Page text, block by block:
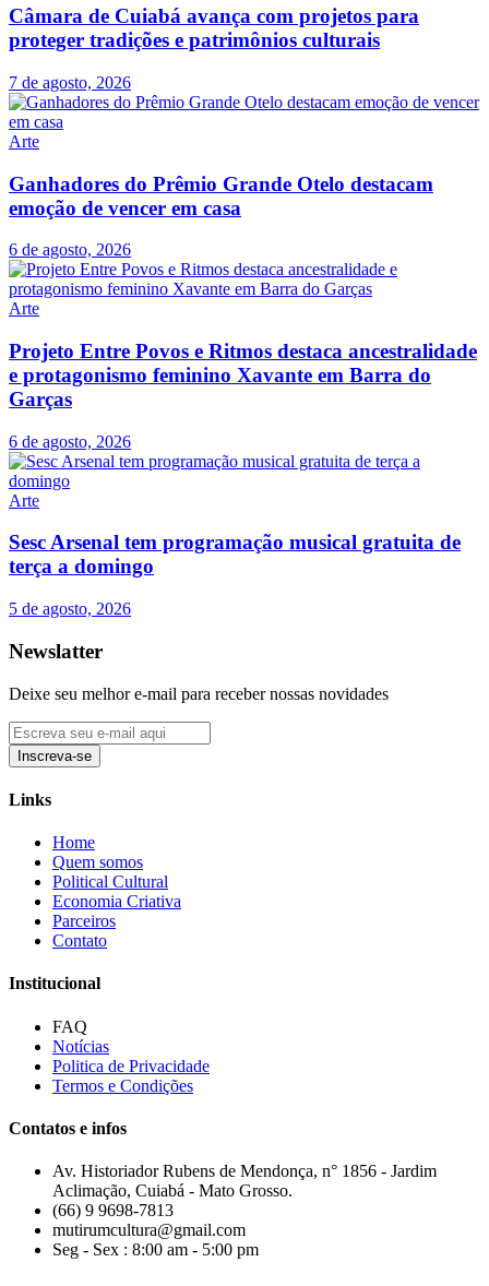
Câmara de Cuiabá avança com projetos para
proteger tradições e patrimônios culturais
7 de agosto, 2026
Arte
Ganhadores do Prêmio Grande Otelo destacam
emoção de vencer em casa
6 de agosto, 2026
Arte
Projeto Entre Povos e Ritmos destaca ancestralidade
e protagonismo feminino Xavante em Barra do
Garças
6 de agosto, 2026
Arte
Sesc Arsenal tem programação musical gratuita de
terça a domingo
5 de agosto, 2026
Newslatter
Deixe seu melhor e-mail para receber nossas novidades
Inscreva-se
Links
Home
Quem somos
Political Cultural
Economia Criativa
Parceiros
Contato
Institucional
FAQ
Notícias
Politica de Privacidade
Termos e Condições
Contatos e infos
Av. Historiador Rubens de Mendonça, n° 1856 - Jardim
Aclimação, Cuiabá - Mato Grosso.
(66) 9 9698-7813
mutirumcultura@gmail.com
Seg - Sex : 8:00 am - 5:00 pm